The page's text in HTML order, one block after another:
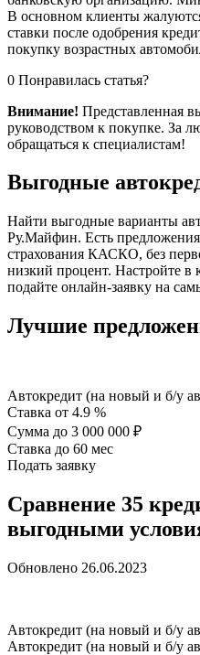
В основном клиенты
ставки после одобрения
покупку возрастных
0 Понравилась статья?
Внимание! Представленная
руководством к покупке. За
обращаться к специалистам!
Выгодные
Найти выгодные варианты
Ру.Майфин. Есть предложения
страхования КАСКО, без
низкий процент. Настройте в
подайте онлайн-заявку на
Лучшие
Автокредит (на новый и б/у
Ставка от 4.9 %
Сумма до 3 000 000 ₽
Ставка до 60 мес
Подать заявку
Сравнение 35
выгодными
Обновлено 26.06.2023
Автокредит (на новый и б/у
Автокредит (на новый и б/у